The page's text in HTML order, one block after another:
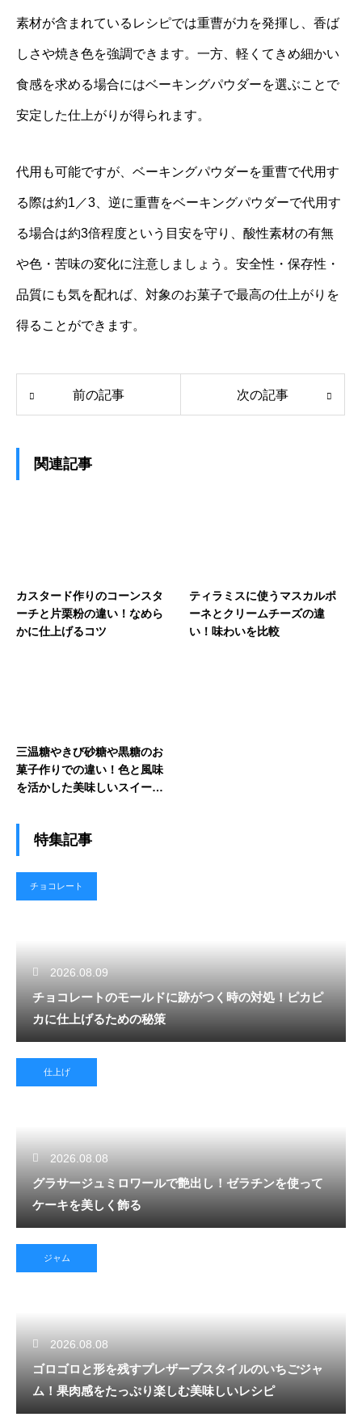
素材が含まれているレシピでは重曹が力を発揮し、香ば
しさや焼き色を強調できます。一方、軽くてきめ細かい
食感を求める場合にはベーキングパウダーを選ぶことで
安定した仕上がりが得られます。
代用も可能ですが、ベーキングパウダーを重曹で代用す
る際は約1／3、逆に重曹をベーキングパウダーで代用す
る場合は約3倍程度という目安を守り、酸性素材の有無
や色・苦味の変化に注意しましょう。安全性・保存性・
品質にも気を配れば、対象のお菓子で最高の仕上がりを
得ることができます。
前の記事 次の記事
関連記事
カスタード作りのコーンスタ
ーチと片栗粉の違い！なめら
かに仕上げるコツ
ティラミスに使うマスカルポ
ーネとクリームチーズの違
い！味わいを比較
三温糖やきび砂糖や黒糖のお
菓子作りでの違い！色と風味
を活かした美味しいスイーツ
特集記事
チョコレート
2026.08.09
チョコレートのモールドに跡がつく時の対処！ピカピ
カに仕上げるための秘策
仕上げ
2026.08.08
グラサージュミロワールで艶出し！ゼラチンを使って
ケーキを美しく飾る
ジャム
2026.08.08
ゴロゴロと形を残すプレザーブスタイルのいちごジャ
ム！果肉感をたっぷり楽しむ美味しいレシピ